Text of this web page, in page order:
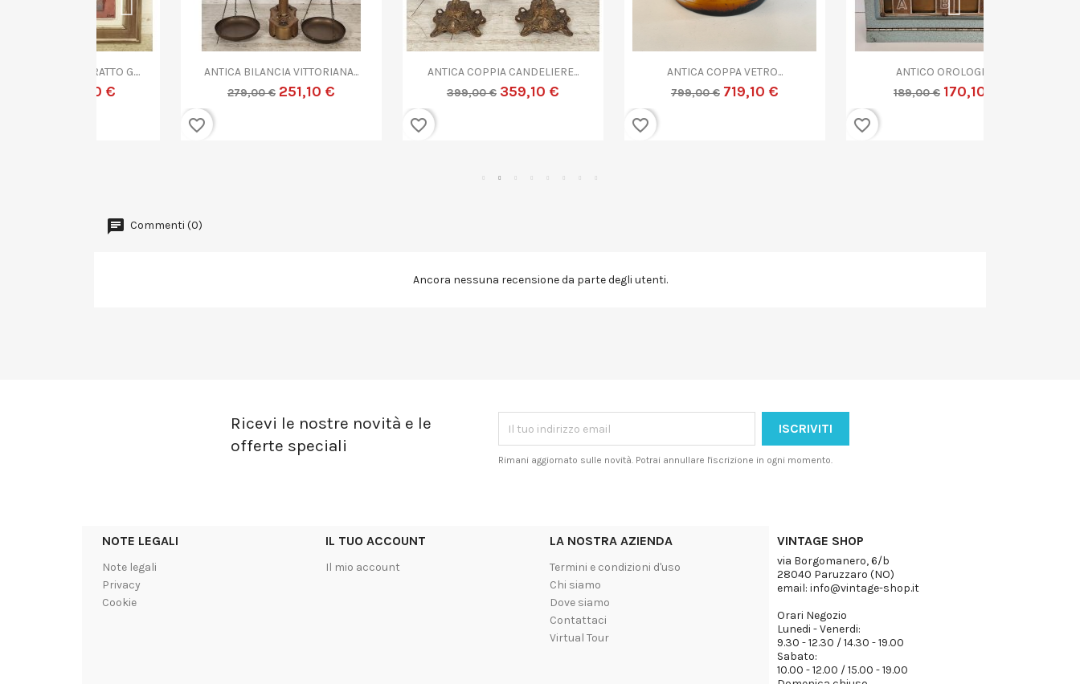
Anteprima
ANTICA BILANCIA VITTORIANA...
251,10 €
Anteprima
ANTICA COPPIA CANDELIERE...
359,10 €
Anteprima
ANTICA COPPA VETRO...
719,10 €
Anteprima
ANTICO OROLOGIO...
170,10 €
Commenti (0)
Ancora nessuna recensione da parte degli utenti.
Ricevi le nostre novità e le
offerte speciali
Rimani aggiornato sulle novità. Potrai annullare l'iscrizione in ogni momento.
NOTE LEGALI
Note legali
Privacy
Cookie
IL TUO ACCOUNT
Il mio account
LA NOSTRA AZIENDA
Termini e condizioni d'uso
Chi siamo
Dove siamo
Contattaci
Virtual Tour
VINTAGE SHOP
via Borgomanero, 6/b
28040 Paruzzaro (NO)
email: info@vintage-shop.it
Orari Negozio
Lunedi - Venerdi:
9.30 - 12.30 / 14.30 - 19.00
Sabato:
10.00 - 12.00 / 15.00 - 19.00